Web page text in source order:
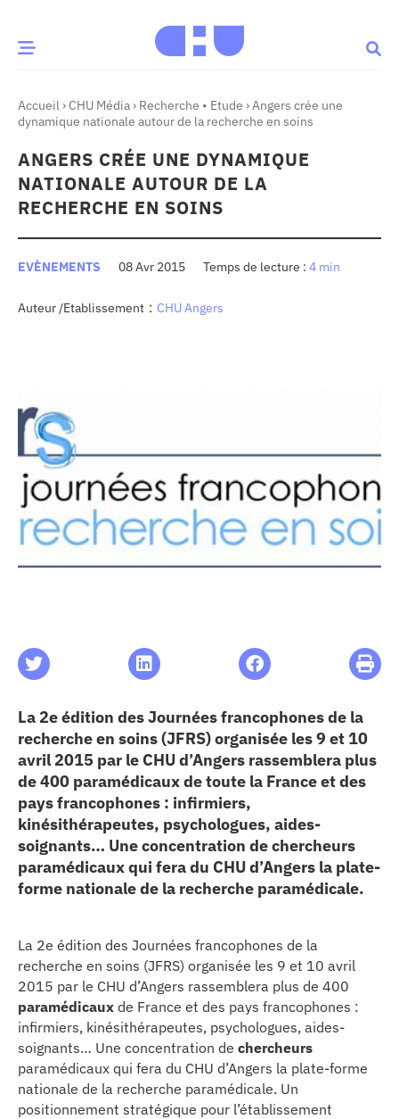
MOMENT
Innovation
& patrimoine Patient
articles
santé
CHU
& patrimoine
écologique
CONNECTÉ
d’info
Accueil › CHU Média › Recherche • Etude ›Angers crée une
dynamique nationale autour de la recherche en soins
ANGERS CRÉE UNE DYNAMIQUE
NATIONALE AUTOUR DE LA
RECHERCHE EN SOINS
EVÈNEMENTS 08 Avr 2015 4 min
Auteur /Etablissement : CHU Angers
La 2e édition des Journées francophones de la
recherche en soins (JFRS) organisée les 9 et 10
avril 2015 par le CHU d’Angers rassemblera plus
de 400 paramédicaux de toute la France et des
pays francophones : infirmiers,
kinésithérapeutes, psychologues, aides-
soignants… Une concentration de chercheurs
paramédicaux qui fera du CHU d’Angers la plate-
forme nationale de la recherche paramédicale.
La 2e édition des Journées francophones de la
recherche en soins (JFRS) organisée les 9 et 10 avril
2015 par le CHU d’Angers rassemblera plus de 400
paramédicaux de France et des pays francophones :
infirmiers, kinésithérapeutes, psychologues, aides-
soignants… Une concentration de chercheurs
paramédicaux qui fera du CHU d’Angers la plate-forme
nationale de la recherche paramédicale. Un
positionnement stratégique pour l’établissement